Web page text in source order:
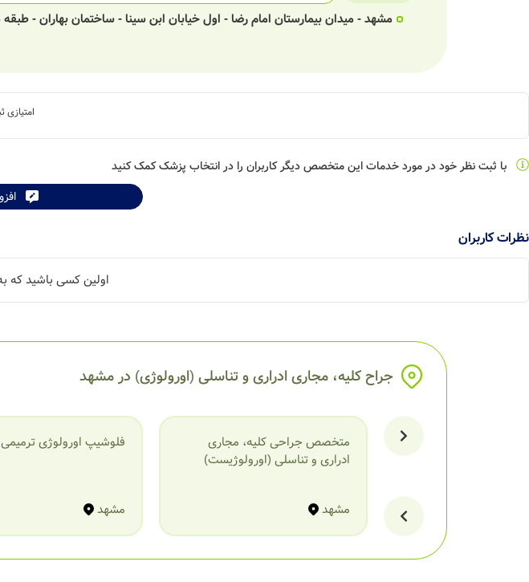
مشهد - میدان بیمارستان امام رضا - اول خیابان ابن سینا - ساختمان بهاران - طبقه 5
با ثبت نظر خود در مورد خدمات این متخصص دیگر کاربران را در انتخاب پزشک کمک کنید
نظرات کاربران
اولین کسی باشید
جراح کلیه، مجاری ادراری و تناسلی (اورولوژی) در مشهد
متخصص جراحی کلیه، مجاری
ادراری و تناسلی (اورولوژیست)
مشهد
فلوشیپ اورولوژی ترمیمی
مشهد